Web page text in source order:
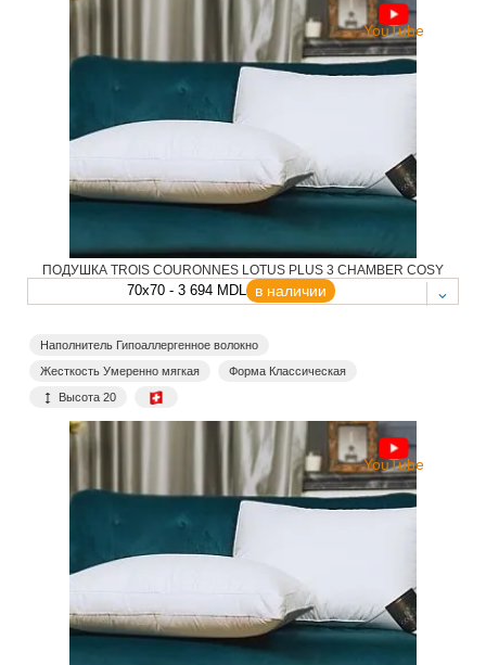
YouTube
ПОДУШКА TROIS COURONNES LOTUS PLUS 3 CHAMBER COSY
70x70 - 3 694 MDL в наличии
Наполнитель Гипоаллергенное волокно
Жесткость Умеренно мягкая
Форма Классическая
Высота 20
YouTube